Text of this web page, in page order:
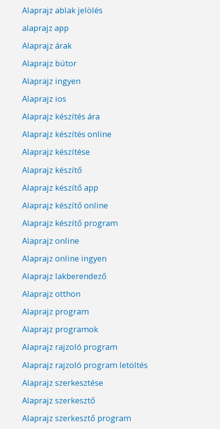
Alaprajz ablak jelölés
alaprajz app
Alaprajz árak
Alaprajz bútor
Alaprajz ingyen
Alaprajz ios
Alaprajz készítés ára
Alaprajz készítés online
Alaprajz készítése
Alaprajz készítő
Alaprajz készítő app
Alaprajz készítő online
Alaprajz készítő program
Alaprajz online
Alaprajz online ingyen
Alaprajz lakberendező
Alaprajz otthon
Alaprajz program
Alaprajz programok
Alaprajz rajzoló program
Alaprajz rajzoló program letöltés
Alaprajz szerkesztése
Alaprajz szerkesztő
Alaprajz szerkesztő program